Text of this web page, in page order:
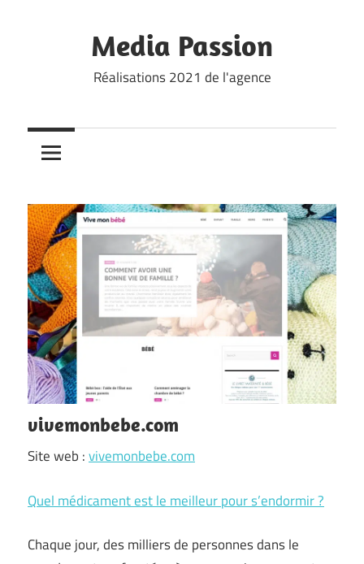
Media Passion
Réalisations 2021 de l'agence
vivemonbebe.com
Site web :vivemonbebe.com
Quel médicament est le meilleur pour s’endormir ?
Chaque jour, des milliers de personnes dans le